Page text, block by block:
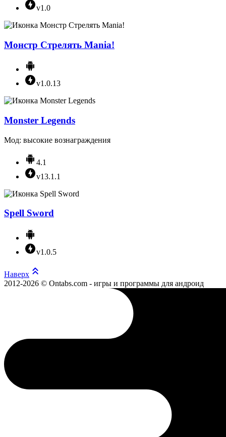
v1.0
Монстр Cтрелять Mania!
v1.0.13
Monster Legends
Мод: высокие вознаграждения
4.1
v13.1.1
Spell Sword
v1.0.5
Наверх
2012-2026 © Ontabs.com - игры и программы для андроид